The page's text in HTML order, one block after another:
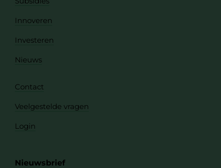
Innoveren
Investeren
Nieuws
Contact
Veelgestelde vragen
Login
Nieuwsbrief